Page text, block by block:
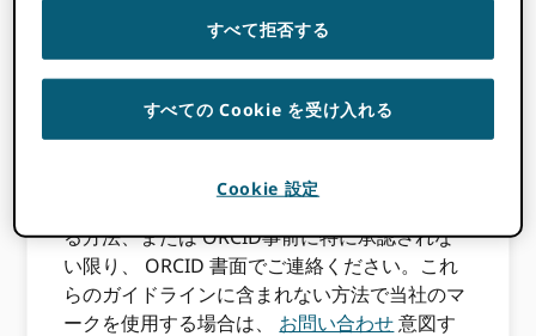
ク」）は、Orcid, Inc. の商標であり、本ガイド
ラインに従って使用されるものとします。
ください。 ORCID 貴機関、製品、またはサー
らのガイドラインに反する方法、または商品や
る方法、または ORCID事前に特に承認されな
い限り、 ORCID 書面でご連絡ください。これ
らのガイドラインに含まれない方法で当社のマ
ークを使用する場合は、 お問い合わせ意図す
すべて拒否する
すべての Cookie を受け入れる
Cookie 設定